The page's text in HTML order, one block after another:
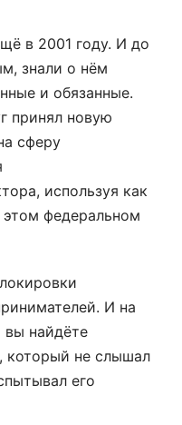
в 2001 году. И до
знали о нём
и обязанные.
принял новую
сферу
используя как
этом федеральном
И на
вы найдёте
который не слышал
его